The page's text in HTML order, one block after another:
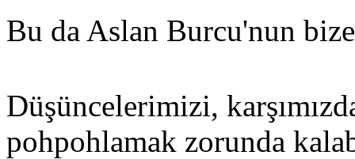
Bu da Aslan Burcu'nun
Düşüncelerimizi,
pohpohlamak zorunda